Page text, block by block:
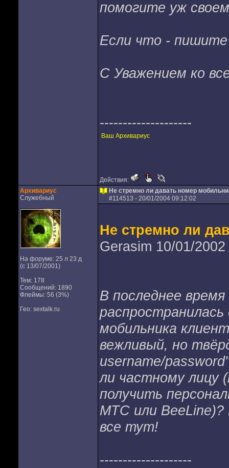
помогите уж
Если что - пишите
С Уважением ко
--------------------
Ваш Архивариус
Действия:
Архивариус
Служебный
На форуме: 25 л 23 д
(с 13/07/2001)
Тем: 178
Сообщений: 1890
Флеймы: 56 (3%)
Гео: sextalk.ru
Не стремно ли давать номер
#114513 - 20/01/2004 09:12:02
Не стремно ли
Gerasim 10/01/2002
В последнее
мобильника
вежливый, но
username/
ли частному лицу
получить
МТС или BeeLine)?
все тут!
--------------------